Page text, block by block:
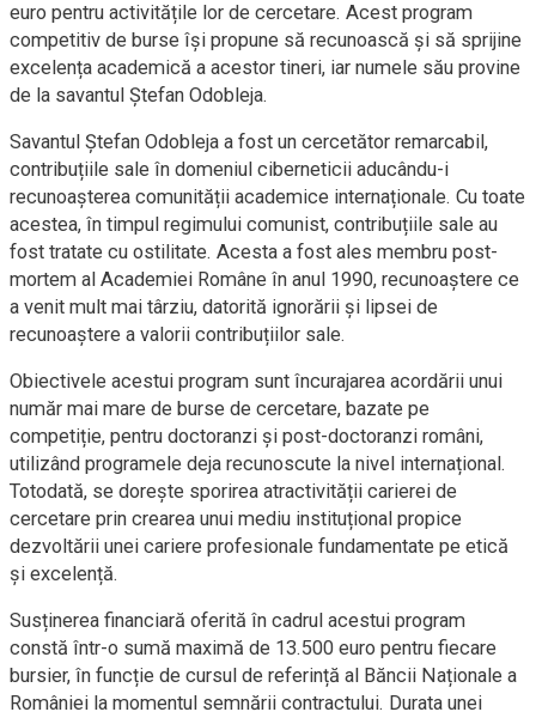
euro pentru activitățile lor de cercetare. Acest program
competitiv de burse își propune să recunoască și să sprijine
excelența academică a acestor tineri, iar numele său provine
de la savantul Ștefan Odobleja.
Savantul Ștefan Odobleja a fost un cercetător remarcabil,
contribuțiile sale în domeniul ciberneticii aducându-i
recunoașterea comunității academice internaționale. Cu toate
acestea, în timpul regimului comunist, contribuțiile sale au
fost tratate cu ostilitate. Acesta a fost ales membru post-
mortem al Academiei Române în anul 1990, recunoaștere ce
a venit mult mai târziu, datorită ignorării și lipsei de
recunoaștere a valorii contribuțiilor sale.
Obiectivele acestui program sunt încurajarea acordării unui
număr mai mare de burse de cercetare, bazate pe
competiție, pentru doctoranzi și post-doctoranzi români,
utilizând programele deja recunoscute la nivel internațional.
Totodată, se dorește sporirea atractivității carierei de
cercetare prin crearea unui mediu instituțional propice
dezvoltării unei cariere profesionale fundamentate pe etică
și excelență.
Susținerea financiară oferită în cadrul acestui program
constă într-o sumă maximă de 13.500 euro pentru fiecare
bursier, în funcție de cursul de referință al Băncii Naționale a
României la momentul semnării contractului. Durata unei